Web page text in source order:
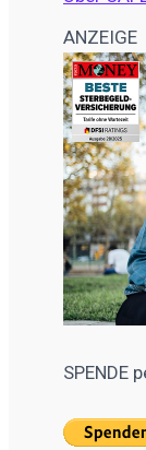
ANZEIGE
SPENDE